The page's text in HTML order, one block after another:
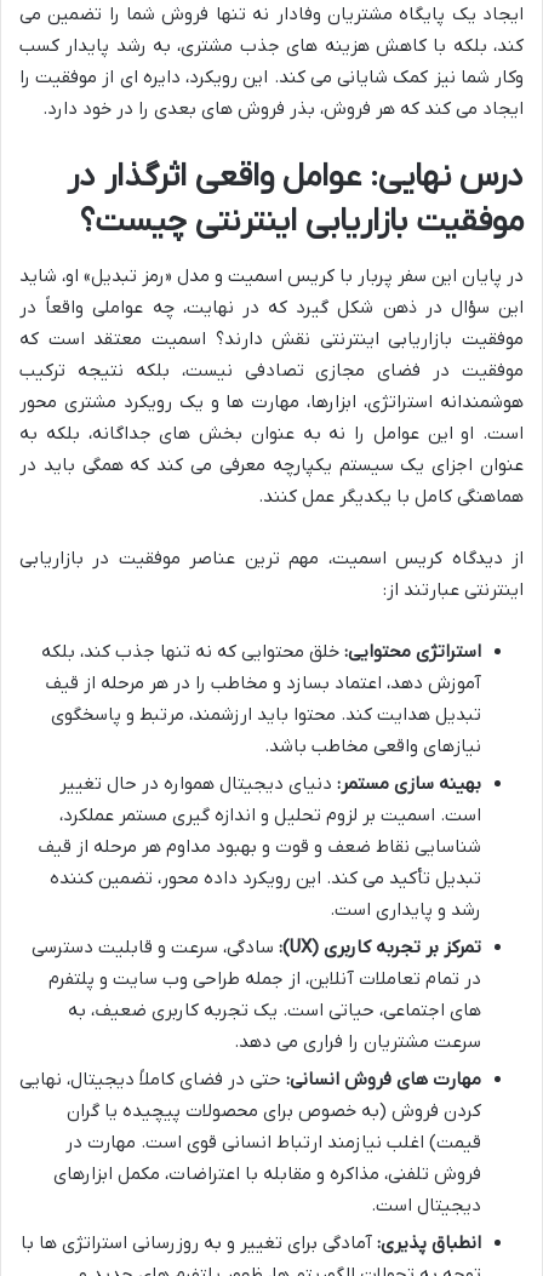
ایجاد یک پایگاه مشتریان وفادار نه تنها فروش شما را تضمین می
کند، بلکه با کاهش هزینه های جذب مشتری، به رشد پایدار کسب
وکار شما نیز کمک شایانی می کند. این رویکرد، دایره ای از موفقیت را
ایجاد می کند که هر فروش، بذر فروش های بعدی را در خود دارد.
درس نهایی: عوامل واقعی اثرگذار در
موفقیت بازاریابی اینترنتی چیست؟
در پایان این سفر پربار با کریس اسمیت و مدل «رمز تبدیل» او، شاید
این سؤال در ذهن شکل گیرد که در نهایت، چه عواملی واقعاً در
موفقیت بازاریابی اینترنتی نقش دارند؟ اسمیت معتقد است که
موفقیت در فضای مجازی تصادفی نیست، بلکه نتیجه ترکیب
هوشمندانه استراتژی، ابزارها، مهارت ها و یک رویکرد مشتری محور
است. او این عوامل را نه به عنوان بخش های جداگانه، بلکه به
عنوان اجزای یک سیستم یکپارچه معرفی می کند که همگی باید در
هماهنگی کامل با یکدیگر عمل کنند.
از دیدگاه کریس اسمیت، مهم ترین عناصر موفقیت در بازاریابی
اینترنتی عبارتند از:
استراتژی محتوایی: خلق محتوایی که نه تنها جذب کند، بلکه
آموزش دهد، اعتماد بسازد و مخاطب را در هر مرحله از قیف
تبدیل هدایت کند. محتوا باید ارزشمند، مرتبط و پاسخگوی
نیازهای واقعی مخاطب باشد.
بهینه سازی مستمر: دنیای دیجیتال همواره در حال تغییر
است. اسمیت بر لزوم تحلیل و اندازه گیری مستمر عملکرد،
شناسایی نقاط ضعف و قوت و بهبود مداوم هر مرحله از قیف
تبدیل تأکید می کند. این رویکرد داده محور، تضمین کننده
رشد و پایداری است.
تمرکز بر تجربه کاربری (UX):
سادگی، سرعت و قابلیت دسترسی
در تمام تعاملات آنلاین، از جمله طراحی وب سایت و پلتفرم
های اجتماعی، حیاتی است. یک تجربه کاربری ضعیف، به
سرعت مشتریان را فراری می دهد.
مهارت های فروش انسانی: حتی در فضای کاملاً دیجیتال، نهایی
کردن فروش (به خصوص برای محصولات پیچیده یا گران
قیمت) اغلب نیازمند ارتباط انسانی قوی است. مهارت در
فروش تلفنی، مذاکره و مقابله با اعتراضات، مکمل ابزارهای
دیجیتال است.
انطباق پذیری: آمادگی برای تغییر و به روزرسانی استراتژی ها با